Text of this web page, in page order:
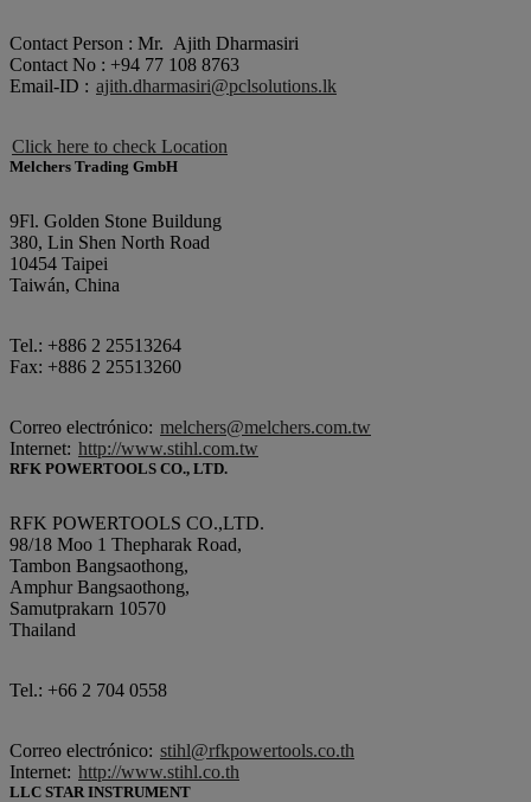
Contact Person : Mr. Ajith Dharmasiri
Contact No : +94 77 108 8763
Email-ID : ajith.dharmasiri@pclsolutions.lk
Click here to check Location
Melchers Trading GmbH
9Fl. Golden Stone Buildung
380, Lin Shen North Road
10454 Taipei
Taiwán, China
Tel.: +886 2 25513264
Fax: +886 2 25513260
Correo electrónico: melchers@melchers.com.tw
Internet: http://www.stihl.com.tw
RFK POWERTOOLS CO., LTD.
RFK POWERTOOLS CO.,LTD.
98/18 Moo 1 Thepharak Road,
Tambon Bangsaothong,
Amphur Bangsaothong,
Samutprakarn 10570
Thailand
Tel.: +66 2 704 0558
Correo electrónico: stihl@rfkpowertools.co.th
Internet: http://www.stihl.co.th
LLC STAR INSTRUMENT